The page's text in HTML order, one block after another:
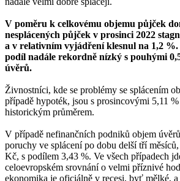
V poměru k celkovému objemu půjček
nesplácených půjček v prosinci 2022
a v relativním vyjádření klesnul na 1,2
podíl nadále rekordně nízký s pouhými
úvěrů.
Živnostníci, kde se problémy se splácením
případě hypoték, jsou s prosincovými 5,11
historickým průměrem.
V případě nefinančních podniků objem
poruchy ve splácení po dobu delší tří
Kč, s podílem 3,43 %. Ve všech případech
celoevropském srovnání o velmi příznivé
ekonomika je oficiálně v recesi, byť mělké,